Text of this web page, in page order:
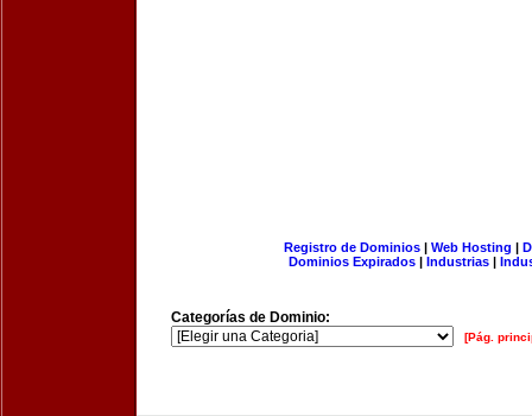
Registro de Dominios| Web Hosting |
Dominios Expirados | Industrias |
Categorías de Dominio:
[Pág.